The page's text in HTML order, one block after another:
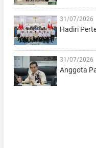
31/07/2026
Hadiri
31/07/2026
Anggota